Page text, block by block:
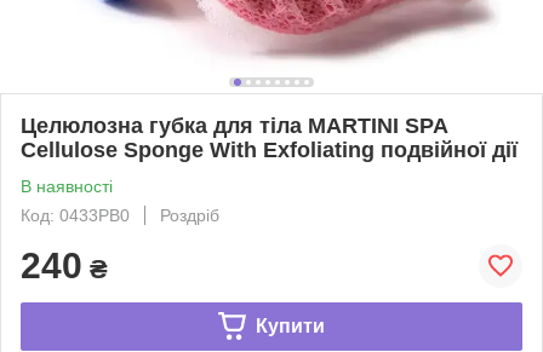
Целюлозна губка для тіла MARTINI SPA
Cellulose Sponge With Exfoliating подвійної дії
В наявності
Код: 0433PB0
Роздріб
240 ₴
Купити